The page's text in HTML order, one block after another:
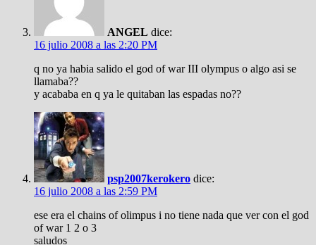
ANGEL dice:
16 julio 2008 a las 2:20 PM
q no ya habia salido el god of war III olympus o algo asi se
llamaba??
y acababa en q ya le quitaban las espadas no??
psp2007kerokero dice:
16 julio 2008 a las 2:59 PM
ese era el chains of olimpus i no tiene nada que ver con el god
of war 1 2 o 3
saludos